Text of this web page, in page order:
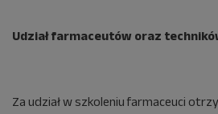
Udział farmaceutów oraz
Za udział w szkoleniu farmaceuci